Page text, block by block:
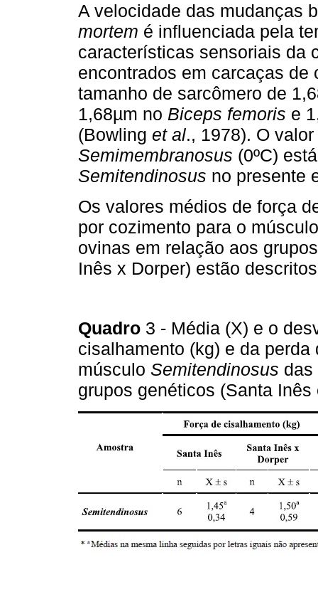
A velocidade das mudanças
mortem é influenciada pela
características sensoriais da
encontrados em carcaças de
tamanho de sarcômero de
1,68µm no Biceps femoris e
(Bowling et al., 1978). O
Semimembranosus (0ºC)
Semitendinosus no presente
Os valores médios de força
por cozimento para o
ovinas em relação aos
Inês x Dorper) estão
Quadro 3 - Média (X) e o
cisalhamento (kg) e da
músculo Semitendinosus das
grupos genéticos (Santa